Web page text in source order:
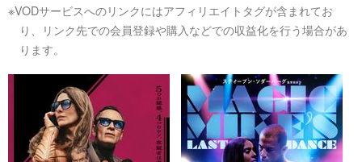
※VODサービスへのリンクにはアフィリエイトタグが含まれてお
り、リンク先での会員登録や購入などでの収益化を行う場合があ
ります。